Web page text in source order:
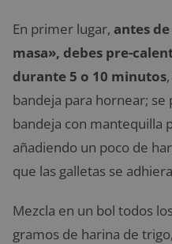
En primer lugar, antes
masa», debes pre-
durante 5 o 10 minutos
bandeja para hornear; se
bandeja con mantequilla
añadiendo un poco de
que las galletas se
Mezcla en un bol todos
gramos de harina de